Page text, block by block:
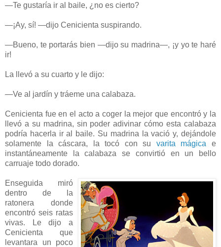
—Te gustaría ir al baile, ¿no es cierto?
—¡Ay, sí! —dijo Cenicienta suspirando.
—Bueno, te portarás bien —dijo su madrina—, ¡y yo te haré
ir!
La llevó a su cuarto y le dijo:
—Ve al jardín y tráeme una calabaza.
Cenicienta fue en el acto a coger la mejor que encontró y la
llevó a su madrina, sin poder adivinar cómo esta calabaza
podría hacerla ir al baile. Su madrina la vació y, dejándole
solamente la cáscara, la tocó con su varita mágica e
instantáneamente la calabaza se convirtió en un bello
carruaje todo dorado.
Enseguida miró
dentro de la
ratonera donde
encontró seis ratas
vivas. Le dijo a
Cenicienta que
levantara un poco